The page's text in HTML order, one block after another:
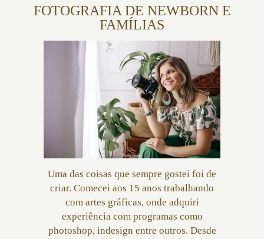
FOTOGRAFIA DE NEWBORN E
FAMÍLIAS
Uma das coisas que sempre gostei foi de
criar. Comecei aos 15 anos trabalhando
com artes gráficas, onde adquiri
experiência com programas como
photoshop, indesign entre outros. Desde